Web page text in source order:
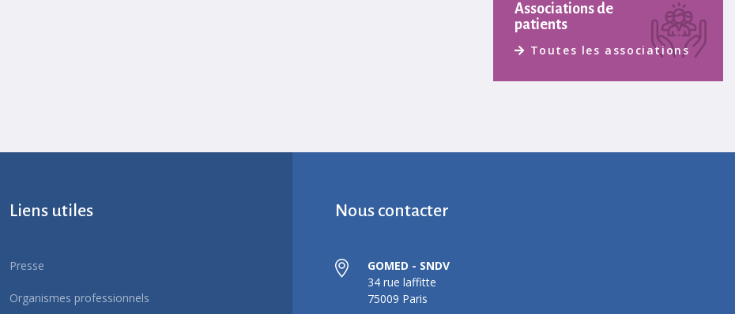
Associations de
patients
Toutes les associations
Liens utiles
Presse
Organismes professionnels
Nous contacter
GOMED - SNDV
34 rue laffitte
75009 Paris